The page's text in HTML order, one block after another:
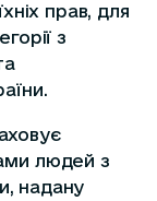
прав, для
з
людей з
надану